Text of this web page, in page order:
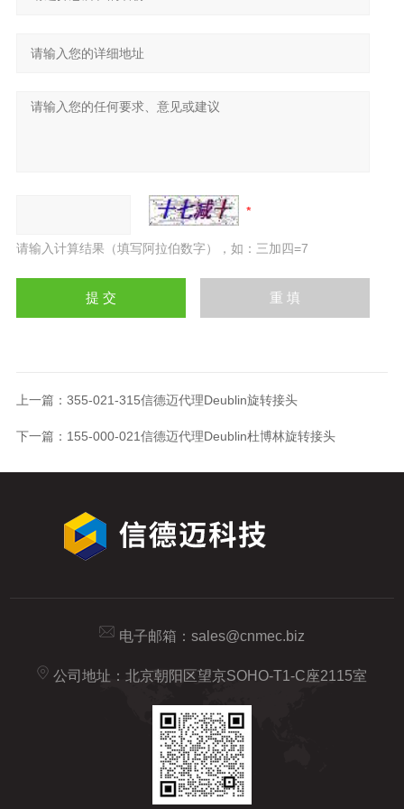
请输入计算结果（填写阿拉伯数字），如：三加四=7
上一篇： 355-021-315信德迈代理Deublin旋转接头
下一篇： 155-000-021信德迈代理Deublin杜博林旋转接头
电子邮箱： sales@cnmec.biz
公司地址：北京朝阳区望京SOHO-T1-C座2115室